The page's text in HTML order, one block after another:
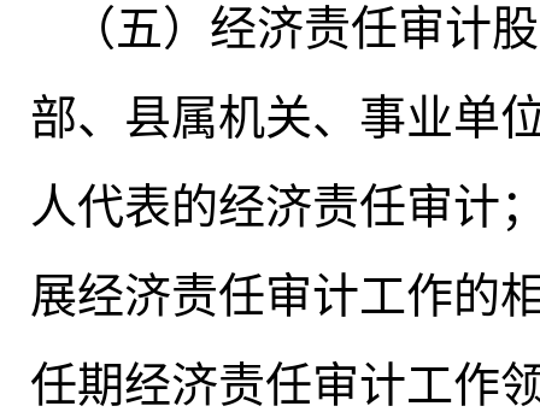
（五）经济责任审计股
部、县属机关、事业单
人代表的经济责任审计
展经济责任审计工作的
任期经济责任审计工作